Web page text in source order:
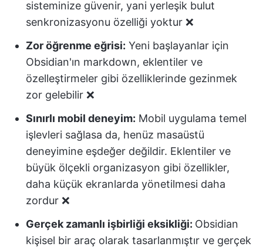
sisteminize güvenir, yani yerleşik bulut
senkronizasyonu özelliği yoktur ❌
Zor öğrenme eğrisi: Yeni başlayanlar için
Obsidian'ın markdown, eklentiler ve
özelleştirmeler gibi özelliklerinde gezinmek
zor gelebilir ❌
Sınırlı mobil deneyim: Mobil uygulama temel
işlevleri sağlasa da, henüz masaüstü
deneyimine eşdeğer değildir. Eklentiler ve
büyük ölçekli organizasyon gibi özellikler,
daha küçük ekranlarda yönetilmesi daha
zordur ❌
Gerçek zamanlı işbirliği eksikliği: Obsidian
kişisel bir araç olarak tasarlanmıştır ve gerçek